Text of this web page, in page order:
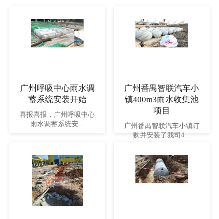
广州呼吸中心雨水调
蓄系统安装开始
喜报喜报，广州呼吸中心
雨水调蓄系统安...
广州番禺智联汽车小
镇400m3雨水收集池
项目
广州番禺智联汽车小镇订
购并安装了我司4...